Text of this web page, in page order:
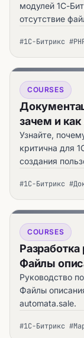
модулей 1С-
отсутствие
#1С-Битрикс
COURSES
зачем и как
Узнайте,
критична для
создания
automata.sale.
#1С-Битрикс
COURSES
Файлы
Руководство
Файлы
automata.sale.
#1С-Битрикс